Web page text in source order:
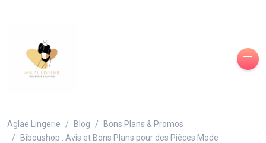
Aglae Lingerie Blog
Bons Plans & Promos
Biboushop : Avis et Bons Plans pour des Pièces Mode